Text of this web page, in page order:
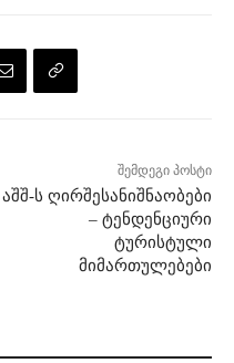
შემდეგი პოსტი
აშშ-ს ღირშესანიშნაობები
– ტენდენციური
ტურისტული
მიმართულებები